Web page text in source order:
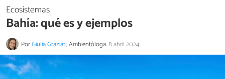
Ecosistemas
Bahía: qué es y ejemplos
PorGiulia Graziati, Ambientóloga.8 abril 2024